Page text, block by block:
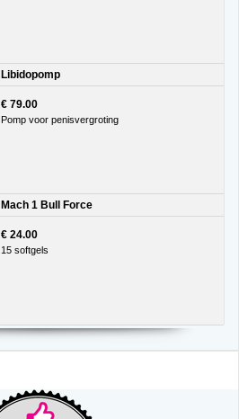
Libidopomp
€ 79.00
Pomp voor penisvergroting
Mach 1 Bull Force
€ 24.00
15 softgels